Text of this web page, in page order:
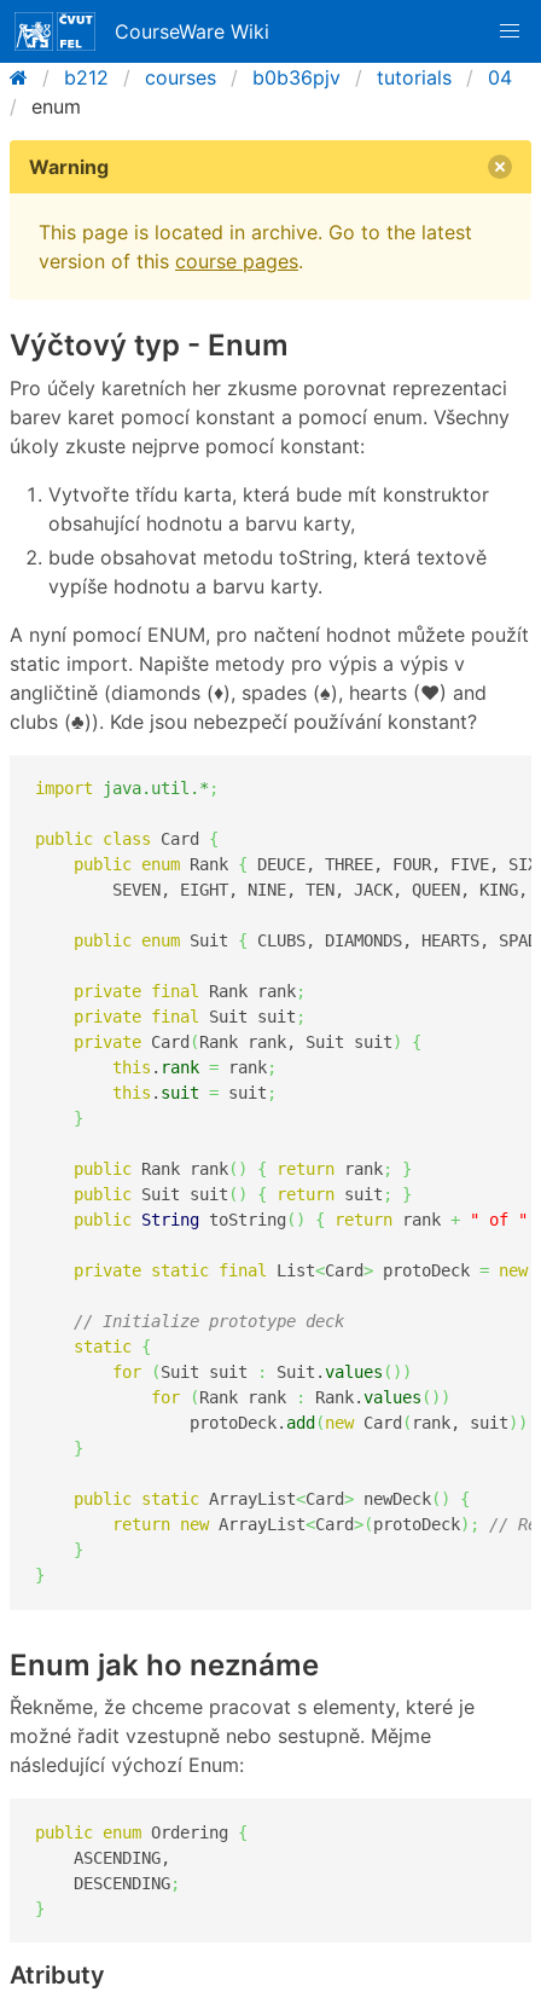
CourseWare Wiki
b212
courses b0b36pjv tutorials
04
enum
Warning
This page is located in archive. Go to the latest
version of this course pages.
Výčtový typ - Enum
Pro účely karetních her zkusme porovnat reprezentaci
barev karet pomocí konstant a pomocí enum. Všechny
úkoly zkuste nejprve pomocí konstant:
Vytvořte třídu karta, která bude mít konstruktor
obsahující hodnotu a barvu karty,
bude obsahovat metodu toString, která textově
vypíše hodnotu a barvu karty.
A nyní pomocí ENUM, pro načtení hodnot můžete použít
static import. Napište metody pro výpis a výpis v
angličtině (diamonds (♦), spades (♠), hearts (♥) and
clubs (♣)). Kde jsou nebezpečí používání konstant?
import java.util.* ;
public class Card {
public enum Rank { DEUCE, THREE, FOUR, FIVE,
SEVEN, EIGHT, NINE, TEN, JACK, QUEEN, KING,
public enum Suit { CLUBS, DIAMONDS, HEARTS,
private final Rank rank;
private final Suit suit ;
private Card (Rank rank, Suit suit)
{
this . rank = rank;
this . suit = suit ;
}
public Rank rank( ) { return rank;
}
public Suit suit ( ) { return suit ;
}
public String toString ( ) { return rank + " of "
private static final List<Card> protoDeck = new
// Initialize prototype deck
static {
for
(Suit suit : Suit.values ( ) )
for
(Rank rank : Rank.values ( ) )
                protoDeck.
add (new Card ( rank, suit) )
}
public static ArrayList<Card> newDeck( )
{
return new ArrayList<Card>(protoDeck) ;
//
}
}
Enum jak ho neznáme
Řekněme, že chceme pracovat s elementy, které je
možné řadit vzestupně nebo sestupně. Mějme
následující výchozí Enum:
public enum Ordering {
    ASCENDING,
    DESCENDING
;
}
Atributy